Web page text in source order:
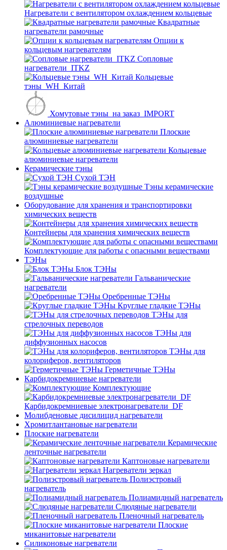
Нагреватели с вентилятором охлаждением кольцевые
Квадратные
нагреватели рамочные
Опции к
кольцевым нагревателям
Cопловые
нагреватели_ITKZ
Кольцевые
тэны_WH_Китай
Хомутовые тэны_на заказ_IMPORT
Алюминиевые нагреватели
Плоские
алюминиевые нагреватели
Кольцевые
алюминиевые нагреватели
Керамические тэны
Сухой ТЭН
Тэны керамические
воздушные
Оборудование для хранения и транспортировки
химических веществ
Контейнеры для хранения химических веществ
Комплектующие для работы с опасными веществами
ТЭНы
Блок ТЭНы
Гальванические
нагреватели
Оребренные ТЭНы
Круглые гладкие ТЭНы
ТЭНы для
стрелочных переводов
ТЭНы для
диффузионных насосов
ТЭНы для
колориферов, вентиляторов
Герметичные ТЭНы
Карбидокремниевые нагреватели
Комплектующие
Карбидокремниевые электронагреватели_DF
Молибденовые дисилицид нагреватели
Хромитлантановые нагреватели
Плоские нагреватели
Керамические
ленточные нагреватели
Каптоновые нагреватели
Нагреватели зеркал
Полиэстровый
нагреватель
Полиамидный нагреватель
Слюдяные нагреватели
Пленочный нагреватель
Плоские
миканитовые нагреватели
Силиконовые нагреватели